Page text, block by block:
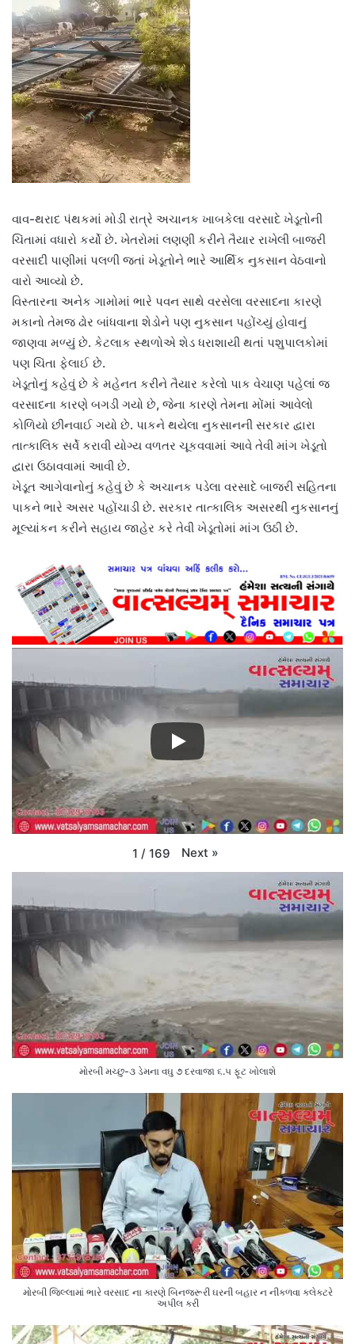
વાવ-થરાદ પંથકમાં મોડી રાત્રે અચાનક ખાબકેલા વરસાદે ખેડૂતોની
ચિંતામાં વધારો કર્યો છે. ખેતરોમાં લણણી કરીને તૈયાર રાખેલી બાજરી
વરસાદી પાણીમાં પલળી જતાં ખેડૂતોને ભારે આર્થિક નુકસાન વેઠવાનો
વારો આવ્યો છે.
વિસ્તારના અનેક ગામોમાં ભારે પવન સાથે વરસેલા વરસાદના કારણે
મકાનો તેમજ ઢોર બાંધવાના શેડોને પણ નુકસાન પહોંચ્યું હોવાનું
જાણવા મળ્યું છે. કેટલાક સ્થળોએ શેડ ધરાશાયી થતાં પશુપાલકોમાં
પણ ચિંતા ફેલાઈ છે.
ખેડૂતોનું કહેવું છે કે મહેનત કરીને તૈયાર કરેલો પાક વેચાણ પહેલાં જ
વરસાદના કારણે બગડી ગયો છે, જેના કારણે તેમના મોંમાં આવેલો
કોળિયો છીનવાઈ ગયો છે. પાકને થયેલા નુકસાનની સરકાર દ્વારા
તાત્કાલિક સર્વે કરાવી યોગ્ય વળતર ચૂકવવામાં આવે તેવી માંગ ખેડૂતો
દ્વારા ઉઠાવવામાં આવી છે.
ખેડૂત આગેવાનોનું કહેવું છે કે અચાનક પડેલા વરસાદે બાજરી સહિતના
પાકને ભારે અસર પહોંચાડી છે. સરકાર તાત્કાલિક અસરથી નુકસાનનું
મૂલ્યાંકન કરીને સહાય જાહેર કરે તેવી ખેડૂતોમાં માંગ ઉઠી છે.
1 / 169 Next »
મોરબી મચ્છુ-૩ ડેમના વઘુ ૭ દરવાજા ૬.૫ ફૂટ ખોલાશે
મોરબી જિલ્લામાં ભારે વરસાદ ના કારણે બિનજરૂરી ઘરની બહાર ન નીકળવા કલેક્ટરે
અપીલ કરી